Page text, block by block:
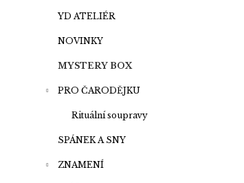
YD ATELIÉR
NOVINKY
MYSTERY BOX
PRO ČARODĚJKU
Rituální soupravy
SPÁNEK A SNY
ZNAMENÍ